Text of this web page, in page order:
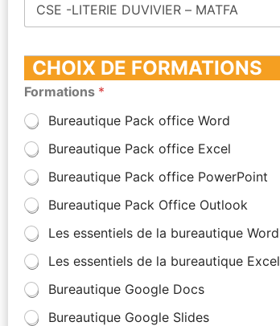
CHOIX DE FORMATIONS
Formations *
Bureautique Pack office Word
Bureautique Pack office Excel
Bureautique Pack office PowerPoint
Bureautique Pack Office Outlook
Les essentiels de la bureautique Word
Les essentiels de la bureautique Excel
Bureautique Google Docs
Bureautique Google Slides